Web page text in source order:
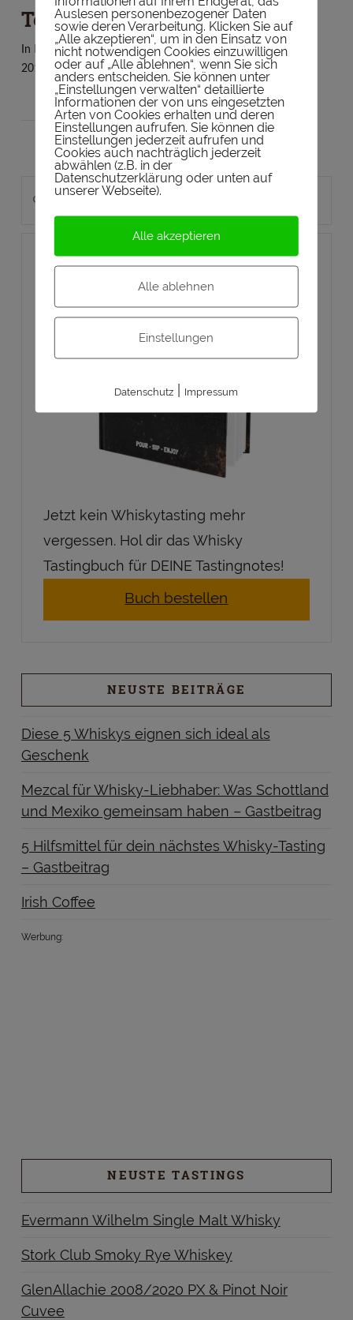
VIEW POST
Testbericht: TASTINGBOOK
In Beiträge,Testberichteby Alex
5. Juli
2017
Leave a Comment
Search
Jetzt kein Whiskytasting mehr
vergessen. Hol dir das Whisky
Tastingbuch für DEINE Tastingnotes!
Buch bestellen
NEUSTE BEITRÄGE
Diese 5 Whiskys eignen sich ideal als
Geschenk
Mezcal für Whisky-Liebhaber: Was Schottland
und Mexiko gemeinsam haben – Gastbeitrag
5 Hilfsmittel für dein nächstes Whisky-Tasting
– Gastbeitrag
Irish Coffee
Werbung:
NEUSTE TASTINGS
Evermann Wilhelm Single Malt Whisky
Stork Club Smoky Rye Whiskey
GlenAllachie 2008/2020 PX & Pinot Noir
Cuvee
Auslesen personenbezogener Daten
sowie deren Verarbeitung. Klicken Sie auf
„Alle akzeptieren“, um in den Einsatz von
nicht notwendigen Cookies einzuwilligen
oder auf „Alle ablehnen“, wenn Sie sich
anders entscheiden. Sie können unter
„Einstellungen verwalten“ detaillierte
Informationen der von uns eingesetzten
Arten von Cookies erhalten und deren
Einstellungen aufrufen. Sie können die
Einstellungen jederzeit aufrufen und
Cookies auch nachträglich jederzeit
abwählen (z.B. in der
Datenschutzerklärung oder unten auf
unserer Webseite).
Alle akzeptieren
Alle ablehnen
Einstellungen
Datenschutz Impressum